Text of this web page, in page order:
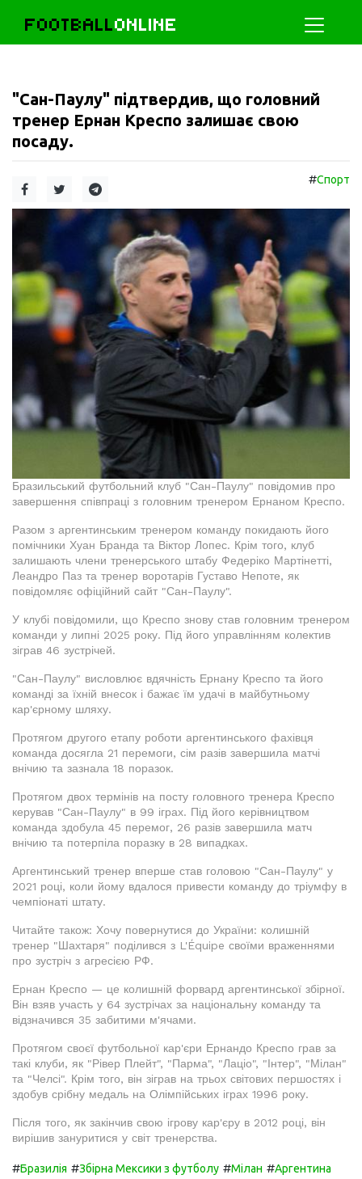
FOOTBALLONLINE
"Сан-Паулу" підтвердив, що головний
тренер Ернан Креспо залишає свою
посаду.
#Спорт
Бразильський футбольний клуб "Сан-Паулу" повідомив про
завершення співпраці з головним тренером Ернаном Креспо.
Разом з аргентинським тренером команду покидають його
помічники Хуан Бранда та Віктор Лопес. Крім того, клуб
залишають члени тренерського штабу Федеріко Мартінетті,
Леандро Паз та тренер воротарів Густаво Непоте, як
повідомляє офіційний сайт "Сан-Паулу".
У клубі повідомили, що Креспо знову став головним тренером
команди у липні 2025 року. Під його управлінням колектив
зіграв 46 зустрічей.
"Сан-Паулу" висловлює вдячність Ернану Креспо та його
команді за їхній внесок і бажає їм удачі в майбутньому
кар'єрному шляху.
Протягом другого етапу роботи аргентинського фахівця
команда досягла 21 перемоги, сім разів завершила матчі
внічию та зазнала 18 поразок.
Протягом двох термінів на посту головного тренера Креспо
керував "Сан-Паулу" в 99 іграх. Під його керівництвом
команда здобула 45 перемог, 26 разів завершила матч
внічию та потерпіла поразку в 28 випадках.
Аргентинський тренер вперше став головою "Сан-Паулу" у
2021 році, коли йому вдалося привести команду до тріумфу в
чемпіонаті штату.
Читайте також: Хочу повернутися до України: колишній
тренер "Шахтаря" поділився з L'Équipe своїми враженнями
про зустріч з агресією РФ.
Ернан Креспо — це колишній форвард аргентинської збірної.
Він взяв участь у 64 зустрічах за національну команду та
відзначився 35 забитими м'ячами.
Протягом своєї футбольної кар'єри Ернандо Креспо грав за
такі клуби, як "Рівер Плейт", "Парма", "Лаціо", "Інтер", "Мілан"
та "Челсі". Крім того, він зіграв на трьох світових першостях і
здобув срібну медаль на Олімпійських іграх 1996 року.
Після того, як закінчив свою ігрову кар'єру в 2012 році, він
вирішив зануритися у світ тренерства.
#Бразилія #Збірна Мексики з футболу #Мілан #Аргентина